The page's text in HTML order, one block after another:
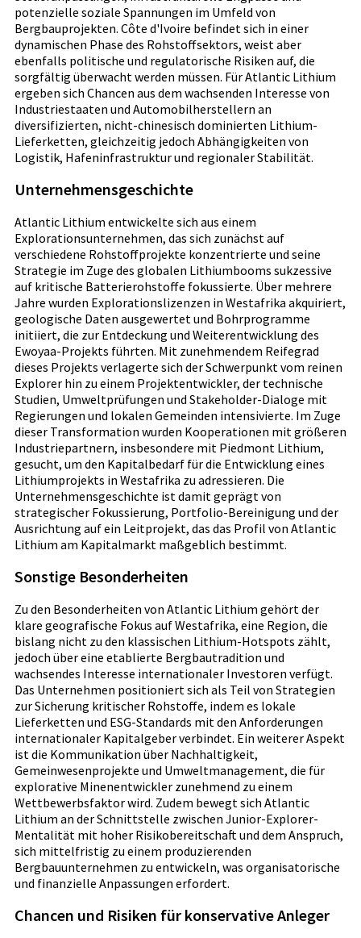
potenzielle soziale Spannungen im Umfeld von
Bergbauprojekten. Côte d'Ivoire befindet sich in einer
dynamischen Phase des Rohstoffsektors, weist aber
ebenfalls politische und regulatorische Risiken auf, die
sorgfältig überwacht werden müssen. Für Atlantic Lithium
ergeben sich Chancen aus dem wachsenden Interesse von
Industriestaaten und Automobilherstellern an
diversifizierten, nicht-chinesisch dominierten Lithium-
Lieferketten, gleichzeitig jedoch Abhängigkeiten von
Logistik, Hafeninfrastruktur und regionaler Stabilität.
Unternehmensgeschichte
Atlantic Lithium entwickelte sich aus einem
Explorationsunternehmen, das sich zunächst auf
verschiedene Rohstoffprojekte konzentrierte und seine
Strategie im Zuge des globalen Lithiumbooms sukzessive
auf kritische Batterierohstoffe fokussierte. Über mehrere
Jahre wurden Explorationslizenzen in Westafrika akquiriert,
geologische Daten ausgewertet und Bohrprogramme
initiiert, die zur Entdeckung und Weiterentwicklung des
Ewoyaa-Projekts führten. Mit zunehmendem Reifegrad
dieses Projekts verlagerte sich der Schwerpunkt vom reinen
Explorer hin zu einem Projektentwickler, der technische
Studien, Umweltprüfungen und Stakeholder-Dialoge mit
Regierungen und lokalen Gemeinden intensivierte. Im Zuge
dieser Transformation wurden Kooperationen mit größeren
Industriepartnern, insbesondere mit Piedmont Lithium,
gesucht, um den Kapitalbedarf für die Entwicklung eines
Lithiumprojekts in Westafrika zu adressieren. Die
Unternehmensgeschichte ist damit geprägt von
strategischer Fokussierung, Portfolio-Bereinigung und der
Ausrichtung auf ein Leitprojekt, das das Profil von Atlantic
Lithium am Kapitalmarkt maßgeblich bestimmt.
Sonstige Besonderheiten
Zu den Besonderheiten von Atlantic Lithium gehört der
klare geografische Fokus auf Westafrika, eine Region, die
bislang nicht zu den klassischen Lithium-Hotspots zählt,
jedoch über eine etablierte Bergbautradition und
wachsendes Interesse internationaler Investoren verfügt.
Das Unternehmen positioniert sich als Teil von Strategien
zur Sicherung kritischer Rohstoffe, indem es lokale
Lieferketten und ESG-Standards mit den Anforderungen
internationaler Kapitalgeber verbindet. Ein weiterer Aspekt
ist die Kommunikation über Nachhaltigkeit,
Gemeinwesenprojekte und Umweltmanagement, die für
explorative Minenentwickler zunehmend zu einem
Wettbewerbsfaktor wird. Zudem bewegt sich Atlantic
Lithium an der Schnittstelle zwischen Junior-Explorer-
Mentalität mit hoher Risikobereitschaft und dem Anspruch,
sich mittelfristig zu einem produzierenden
Bergbauunternehmen zu entwickeln, was organisatorische
und finanzielle Anpassungen erfordert.
Chancen und Risiken für konservative Anleger